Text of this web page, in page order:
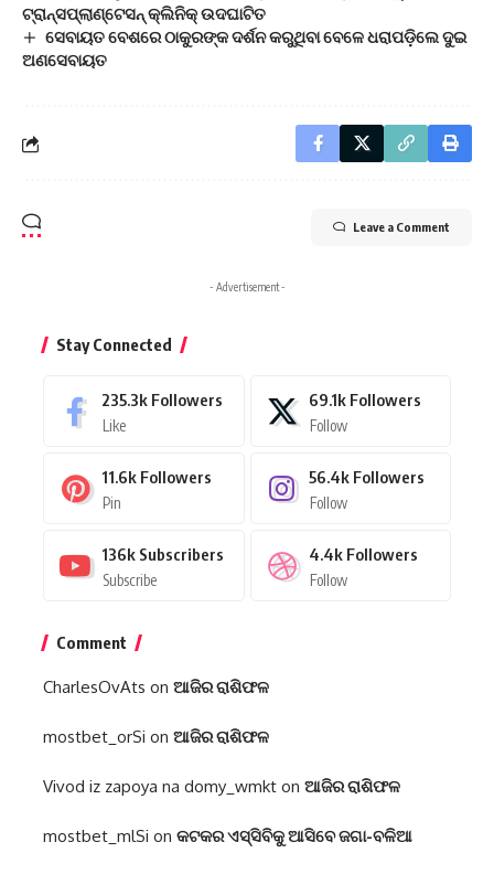
ଟ୍ରାନ୍ସପ୍ଲାଣ୍ଟେସନ୍ କ୍ଲିନିକ୍ ଉଦଘାଟିତ
ସେବାୟତ ବେଶରେ ଠାକୁରଙ୍କ ଦର୍ଶନ କରୁଥିବା ବେଳେ ଧରାପଡ଼ିଲେ ଦୁଇ
ଅଣସେବାୟତ
Leave a Comment
- Advertisement -
Stay Connected
235.3k Followers
Like
69.1k Followers
Follow
11.6k Followers
Pin
56.4k Followers
Follow
136k Subscribers
Subscribe
4.4k Followers
Follow
Comment
CharlesOvAts on ଆଜିର ରାଶିଫଳ
mostbet_orSi on ଆଜିର ରାଶିଫଳ
Vivod iz zapoya na domy_wmkt on ଆଜିର ରାଶିଫଳ
mostbet_mlSi on କଟକର ଏସ୍‌ସିବିକୁ ଆସିବେ ଜଗା-ବଳିଆ